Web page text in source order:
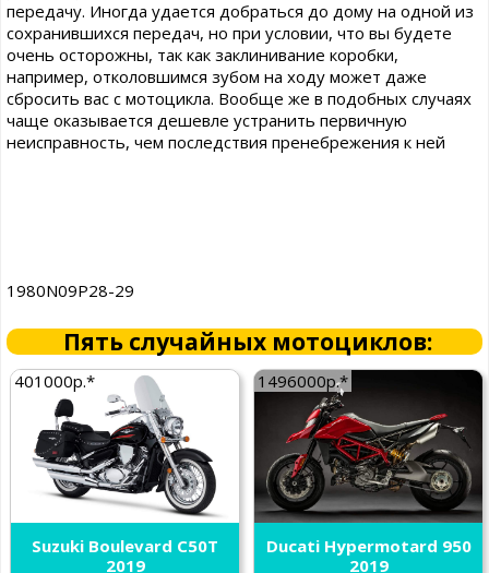
передачу. Иногда удается добраться до дому на одной из
сохранившихся передач, но при условии, что вы будете
очень осторожны, так как заклинивание коробки,
например, отколовшимся зубом на ходу может даже
сбросить вас с мотоцикла. Вообще же в подобных случаях
чаще оказывается дешевле устранить первичную
неисправность, чем последствия пренебрежения к ней
1980N09P28-29
Пять случайных мотоциклов:
401000р.*
Suzuki Boulevard C50T
2019
1496000р.*
Ducati Hypermotard 950
2019